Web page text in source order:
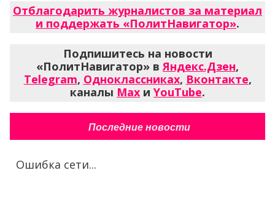
Отблагодарить журналистов за материал
и поддержать «ПолитНавигатор».
Подпишитесь на новости
«ПолитНавигатор» в Яндекс.Дзен,
Telegram, Одноклассниках, Вконтакте,
каналы Max и YouTube.
Последние новости
Ошибка сети...